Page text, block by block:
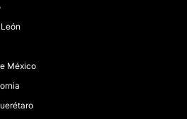
México